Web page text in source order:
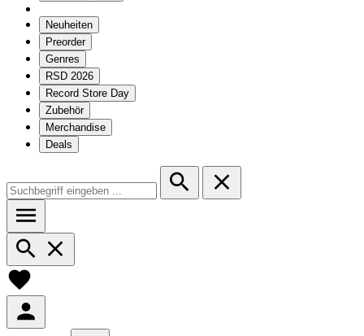
Neuheiten
Preorder
Genres
RSD 2026
Record Store Day
Zubehör
Merchandise
Deals